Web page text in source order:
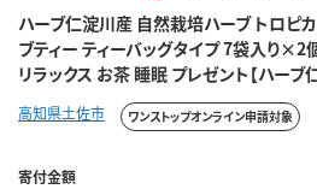
ハーブ仁淀川産 自然栽培ハーブ トロピ
ブティー ティーバッグタイプ 7袋入り×2
リラックス お茶 睡眠 プレゼント【ハー
高知県土佐市 ワンストップオンライン申請対象
寄付金額